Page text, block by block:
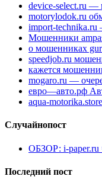
device-select.ru
motorylodok.ru
import-
Мошенники
о мошенниках
speedjob.ru
кажется
mogaro.ru —
евро—авто.рф
aqua-
Случайнопост
ОБЗОР: i-paper.ru
Последний пост